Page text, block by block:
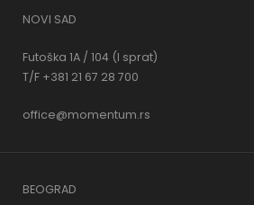
NOVI SAD
Futoška 1A / 104 (I sprat)
T/F +381 21 67 28 700
office@momentum.rs
BEOGRAD